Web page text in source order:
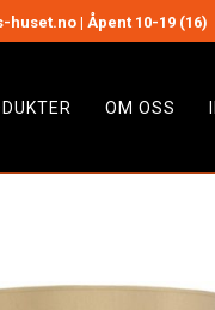
huset.no | Åpent 10-19 (16)
OM OSS